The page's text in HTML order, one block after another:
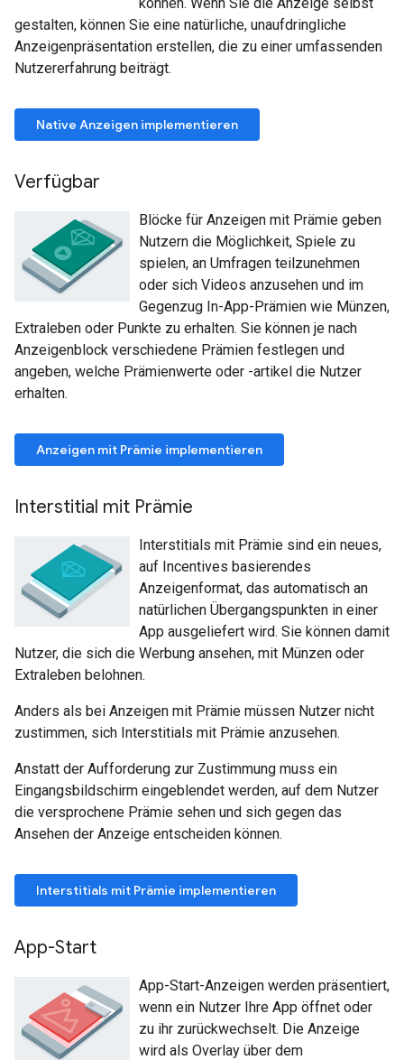
gestalten, können Sie eine natürliche, unaufdringliche
Anzeigenpräsentation erstellen, die zu einer umfassenden
Nutzererfahrung beiträgt.
Native Anzeigen implementieren
Verfügbar
Blöcke für Anzeigen mit Prämie geben
Nutzern die Möglichkeit, Spiele zu
spielen, an Umfragen teilzunehmen
oder sich Videos anzusehen und im
Gegenzug In-App-Prämien wie Münzen,
Extraleben oder Punkte zu erhalten. Sie können je nach
Anzeigenblock verschiedene Prämien festlegen und
angeben, welche Prämienwerte oder -artikel die Nutzer
erhalten.
Anzeigen mit Prämie implementieren
Interstitial mit Prämie
Interstitials mit Prämie sind ein neues,
auf Incentives basierendes
Anzeigenformat, das automatisch an
natürlichen Übergangspunkten in einer
App ausgeliefert wird. Sie können damit
Nutzer, die sich die Werbung ansehen, mit Münzen oder
Extraleben belohnen.
Anders als bei Anzeigen mit Prämie müssen Nutzer nicht
zustimmen, sich Interstitials mit Prämie anzusehen.
Anstatt der Aufforderung zur Zustimmung muss ein
Eingangsbildschirm eingeblendet werden, auf dem Nutzer
die versprochene Prämie sehen und sich gegen das
Ansehen der Anzeige entscheiden können.
Interstitials mit Prämie implementieren
App-Start
App-Start-Anzeigen werden präsentiert,
wenn ein Nutzer Ihre App öffnet oder
zu ihr zurückwechselt. Die Anzeige
wird als Overlay über dem